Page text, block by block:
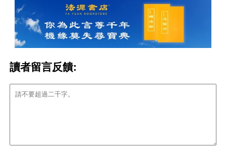
讀者留言反饋: